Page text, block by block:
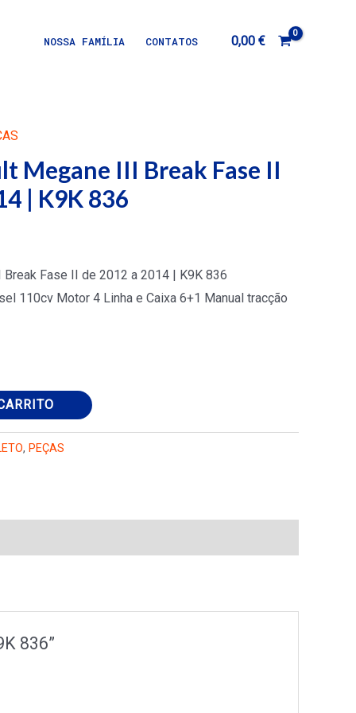
NOSSA FAMÍLIA CONTATOS 0,00 €
Megane III Break Fase II
| K9K 836
Fase II de 2012 a 2014 | K9K 836
110cv Motor 4 Linha e Caixa 6+1 Manual tracção
, PEÇAS
836”